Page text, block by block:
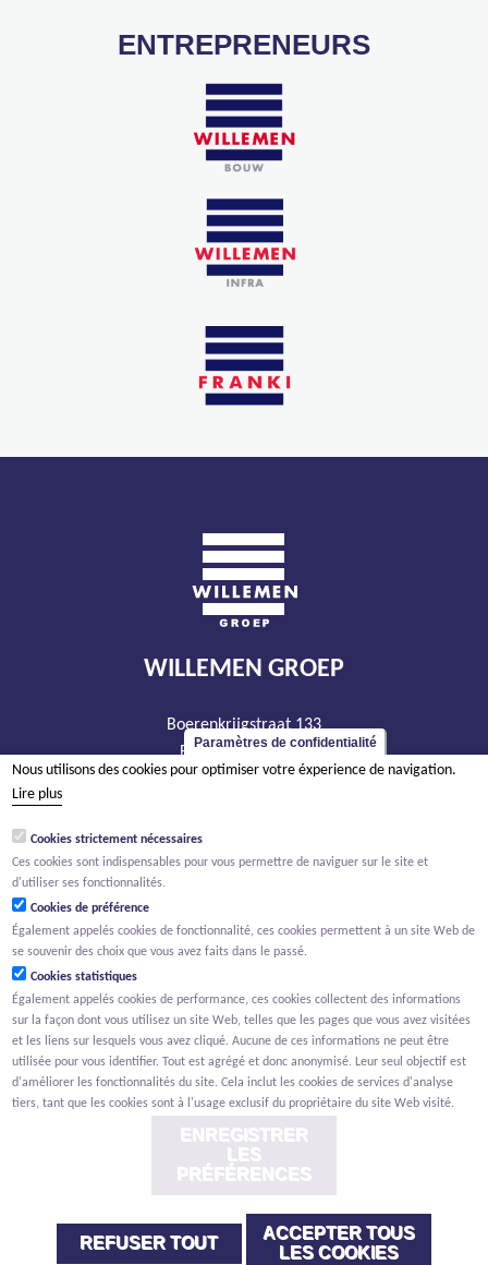
ENTREPRENEURS
WILLEMEN GROEP
Boerenkrijgstraat 133
BE - 2800 Malines
tél +32 15 569 965
RPM Anvers, département Malines
Renonciation Privacy Cookies Signalement des lanceurs d'alerte
Paramètres de confidentialité
Nous utilisons des cookies pour optimiser votre éxperience de navigation.
Lire plus
Cookies strictement nécessaires
Ces cookies sont indispensables pour vous permettre de naviguer sur le site et
d'utiliser ses fonctionnalités.
Cookies de préférence
Également appelés cookies de fonctionnalité, ces cookies permettent à un site Web de
se souvenir des choix que vous avez faits dans le passé.
Cookies statistiques
Également appelés cookies de performance, ces cookies collectent des informations
sur la façon dont vous utilisez un site Web, telles que les pages que vous avez visitées
et les liens sur lesquels vous avez cliqué. Aucune de ces informations ne peut être
utilisée pour vous identifier. Tout est agrégé et donc anonymisé. Leur seul objectif est
d'améliorer les fonctionnalités du site. Cela inclut les cookies de services d'analyse
tiers, tant que les cookies sont à l'usage exclusif du propriétaire du site Web visité.
ENREGISTRER
LES
PRÉFÉRENCES
REFUSER TOUT
ACCEPTER TOUS
LES COOKIES